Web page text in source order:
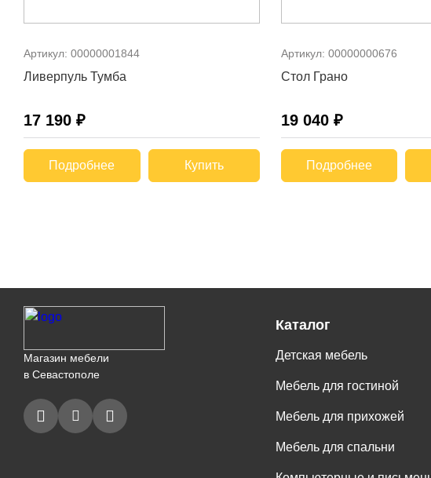
Артикул: 00000001844
Ливерпуль Тумба
17 190 ₽
Подробнее Купить
Артикул: 00000000676
Стол Грано
19 040 ₽
Подробнее
Магазин мебели
в Севастополе
Каталог
Детская мебель
Мебель для гостиной
Мебель для прихожей
Мебель для спальни